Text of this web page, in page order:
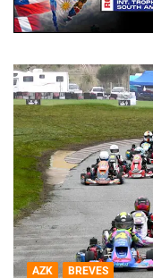
AZK BREVES